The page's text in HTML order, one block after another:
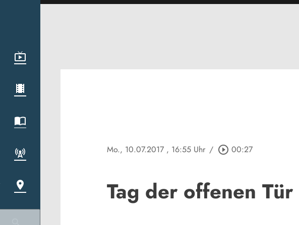
Mo., 10.07.2017 , 16:55 Uhr / play_circle_outline 00:27
Tag der offenen